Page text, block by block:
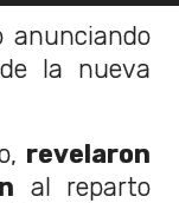
la nueva
revelaron
al reparto